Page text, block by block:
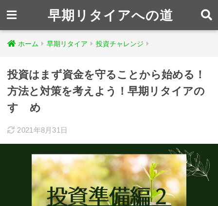
早期リタイアへの道
ホーム 早期リタイア 投資チャレンジ
投資はまず資金を守ることから始める！
方法と対策を考えよう！早期リタイアの
すゝめ
2021年8月31日